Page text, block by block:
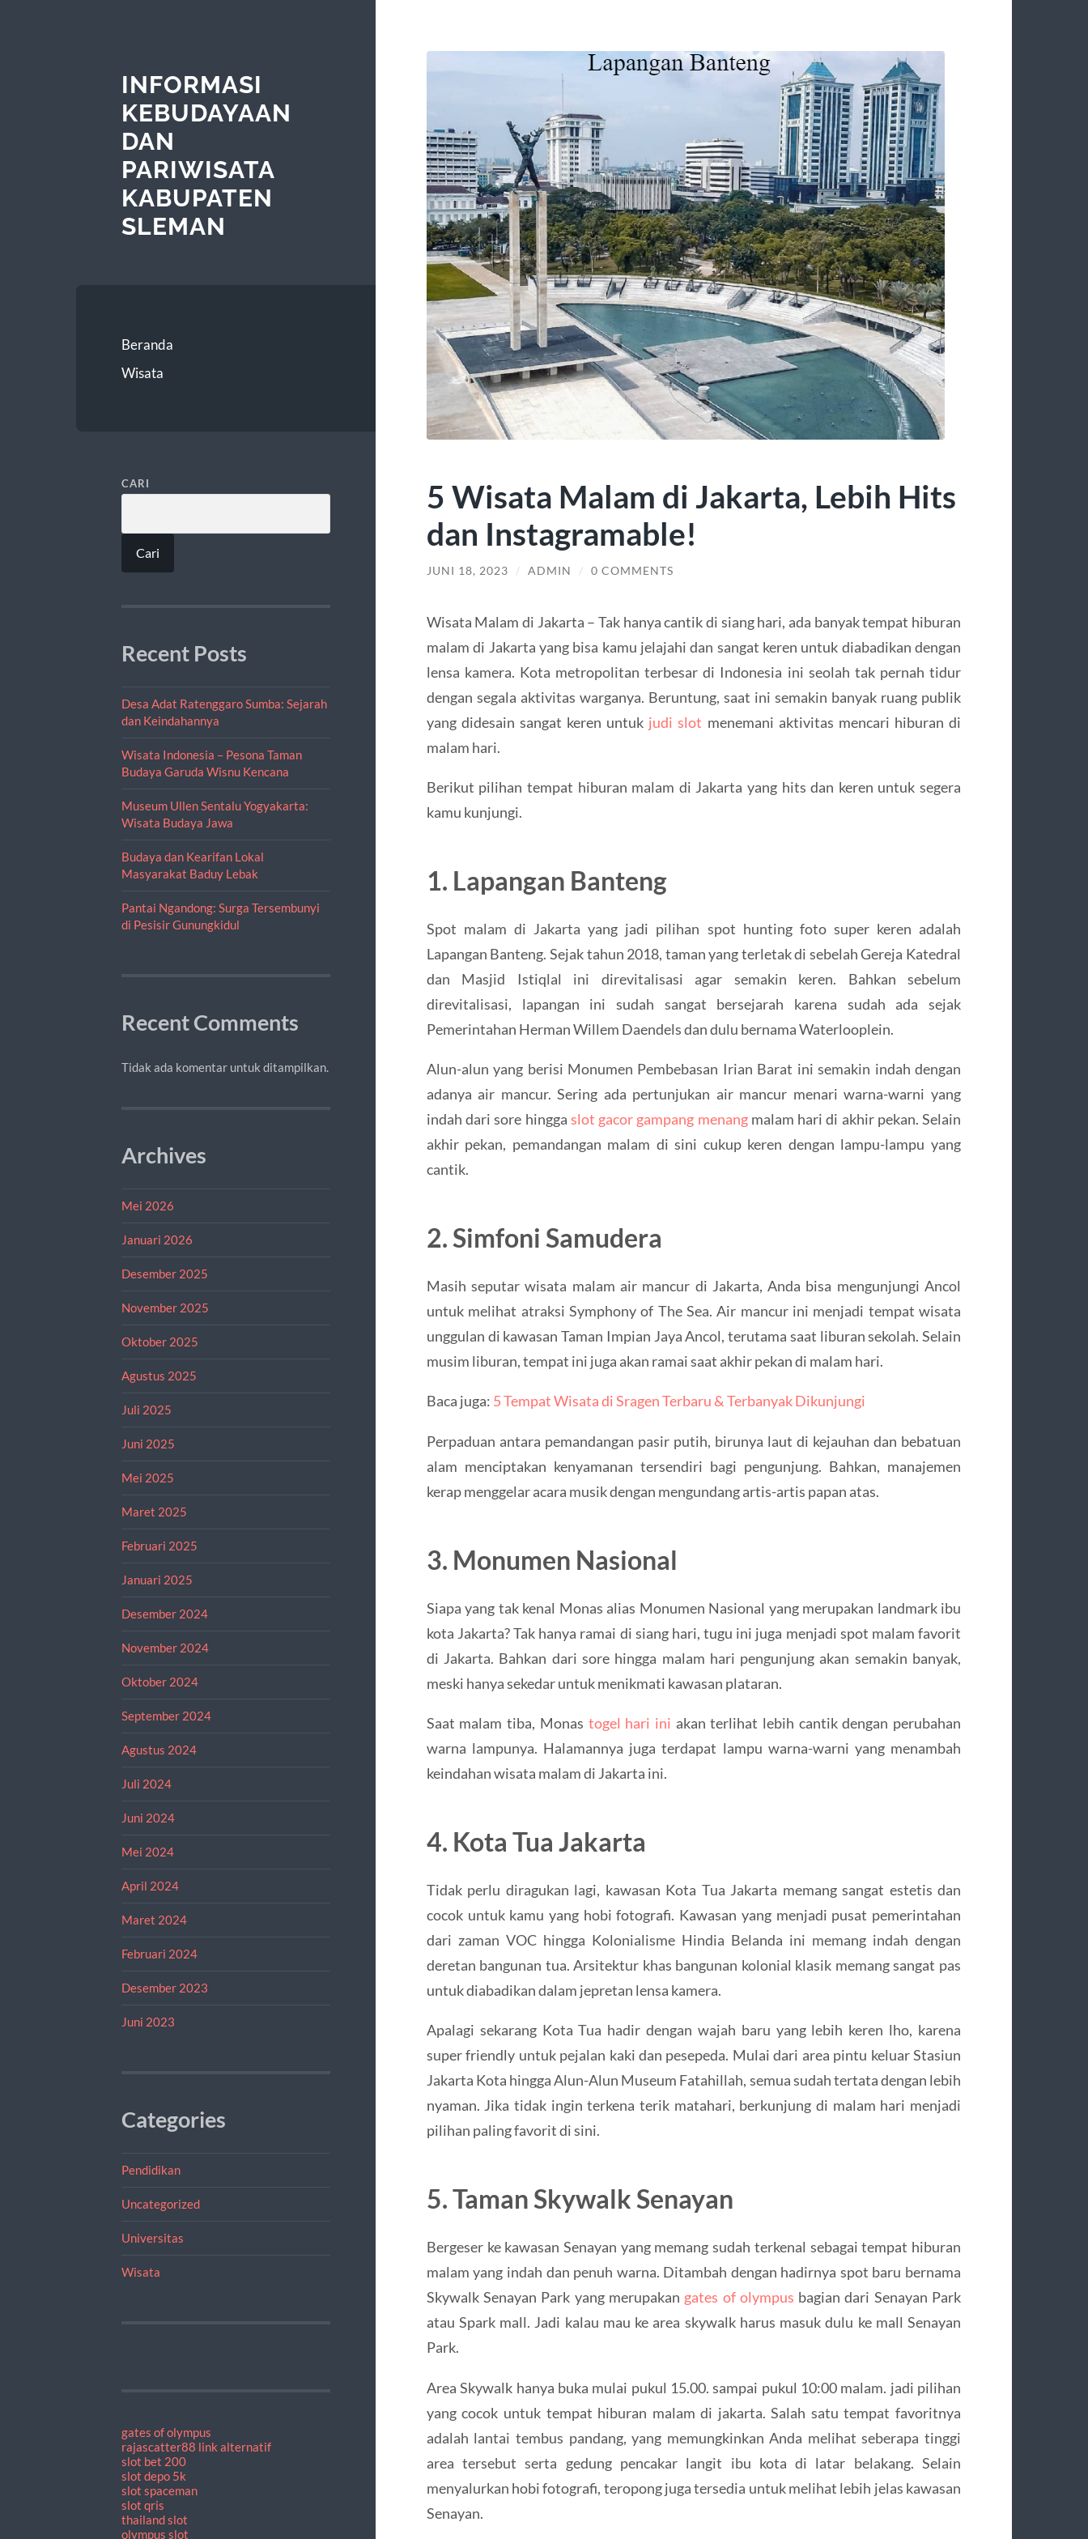
INFORMASI
KEBUDAYAAN
DAN
PARIWISATA
KABUPATEN
SLEMAN
Beranda
Wisata
CARI
Cari
Recent Posts
Desa Adat Ratenggaro Sumba: Sejarah
dan Keindahannya
Wisata Indonesia – Pesona Taman
Budaya Garuda Wisnu Kencana
Museum Ullen Sentalu Yogyakarta:
Wisata Budaya Jawa
Budaya dan Kearifan Lokal
Masyarakat Baduy Lebak
Pantai Ngandong: Surga Tersembunyi
di Pesisir Gunungkidul
Recent Comments
Tidak ada komentar untuk ditampilkan.
Archives
Mei 2026
Januari 2026
Desember 2025
November 2025
Oktober 2025
Agustus 2025
Juli 2025
Juni 2025
Mei 2025
Maret 2025
Februari 2025
Januari 2025
Desember 2024
November 2024
Oktober 2024
September 2024
Agustus 2024
Juli 2024
Juni 2024
Mei 2024
April 2024
Maret 2024
Februari 2024
Desember 2023
Juni 2023
Categories
Pendidikan
Uncategorized
Universitas
Wisata
gates of olympus
rajascatter88 link alternatif
slot bet 200
slot depo 5k
slot spaceman
slot qris
thailand slot
olympus slot
5 Wisata Malam di Jakarta, Lebih Hits
dan Instagramable!
JUNI 18, 2023 / ADMIN / 0 COMMENTS
Wisata Malam di Jakarta – Tak hanya cantik di siang hari, ada banyak tempat hiburan
malam di Jakarta yang bisa kamu jelajahi dan sangat keren untuk diabadikan dengan
lensa kamera. Kota metropolitan terbesar di Indonesia ini seolah tak pernah tidur
dengan segala aktivitas warganya. Beruntung, saat ini semakin banyak ruang publik
yang didesain sangat keren untuk judi slot menemani aktivitas mencari hiburan di
malam hari.
Berikut pilihan tempat hiburan malam di Jakarta yang hits dan keren untuk segera
kamu kunjungi.
1. Lapangan Banteng
Spot malam di Jakarta yang jadi pilihan spot hunting foto super keren adalah
Lapangan Banteng. Sejak tahun 2018, taman yang terletak di sebelah Gereja Katedral
dan Masjid Istiqlal ini direvitalisasi agar semakin keren. Bahkan sebelum
direvitalisasi, lapangan ini sudah sangat bersejarah karena sudah ada sejak
Pemerintahan Herman Willem Daendels dan dulu bernama Waterlooplein.
Alun-alun yang berisi Monumen Pembebasan Irian Barat ini semakin indah dengan
adanya air mancur. Sering ada pertunjukan air mancur menari warna-warni yang
indah dari sore hingga slot gacor gampang menangmalam hari di akhir pekan. Selain
akhir pekan, pemandangan malam di sini cukup keren dengan lampu-lampu yang
cantik.
2. Simfoni Samudera
Masih seputar wisata malam air mancur di Jakarta, Anda bisa mengunjungi Ancol
untuk melihat atraksi Symphony of The Sea. Air mancur ini menjadi tempat wisata
unggulan di kawasan Taman Impian Jaya Ancol, terutama saat liburan sekolah. Selain
musim liburan, tempat ini juga akan ramai saat akhir pekan di malam hari.
Baca juga: 5 Tempat Wisata di Sragen Terbaru & Terbanyak Dikunjungi
Perpaduan antara pemandangan pasir putih, birunya laut di kejauhan dan bebatuan
alam menciptakan kenyamanan tersendiri bagi pengunjung. Bahkan, manajemen
kerap menggelar acara musik dengan mengundang artis-artis papan atas.
3. Monumen Nasional
Siapa yang tak kenal Monas alias Monumen Nasional yang merupakan landmark ibu
kota Jakarta? Tak hanya ramai di siang hari, tugu ini juga menjadi spot malam favorit
di Jakarta. Bahkan dari sore hingga malam hari pengunjung akan semakin banyak,
meski hanya sekedar untuk menikmati kawasan plataran.
Saat malam tiba, Monas togel hari ini akan terlihat lebih cantik dengan perubahan
warna lampunya. Halamannya juga terdapat lampu warna-warni yang menambah
keindahan wisata malam di Jakarta ini.
4. Kota Tua Jakarta
Tidak perlu diragukan lagi, kawasan Kota Tua Jakarta memang sangat estetis dan
cocok untuk kamu yang hobi fotografi. Kawasan yang menjadi pusat pemerintahan
dari zaman VOC hingga Kolonialisme Hindia Belanda ini memang indah dengan
deretan bangunan tua. Arsitektur khas bangunan kolonial klasik memang sangat pas
untuk diabadikan dalam jepretan lensa kamera.
Apalagi sekarang Kota Tua hadir dengan wajah baru yang lebih keren lho, karena
super friendly untuk pejalan kaki dan pesepeda. Mulai dari area pintu keluar Stasiun
Jakarta Kota hingga Alun-Alun Museum Fatahillah, semua sudah tertata dengan lebih
nyaman. Jika tidak ingin terkena terik matahari, berkunjung di malam hari menjadi
pilihan paling favorit di sini.
5. Taman Skywalk Senayan
Bergeser ke kawasan Senayan yang memang sudah terkenal sebagai tempat hiburan
malam yang indah dan penuh warna. Ditambah dengan hadirnya spot baru bernama
Skywalk Senayan Park yang merupakan gates of olympus bagian dari Senayan Park
atau Spark mall. Jadi kalau mau ke area skywalk harus masuk dulu ke mall Senayan
Park.
Area Skywalk hanya buka mulai pukul 15.00. sampai pukul 10:00 malam. jadi pilihan
yang cocok untuk tempat hiburan malam di jakarta. Salah satu tempat favoritnya
adalah lantai tembus pandang, yang memungkinkan Anda melihat seberapa tinggi
area tersebut serta gedung pencakar langit ibu kota di latar belakang. Selain
menyalurkan hobi fotografi, teropong juga tersedia untuk melihat lebih jelas kawasan
Senayan.